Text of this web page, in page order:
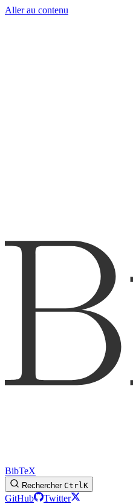
Aller au contenu
BibTeX
Rechercher CtrlK
GitHub
Twitter